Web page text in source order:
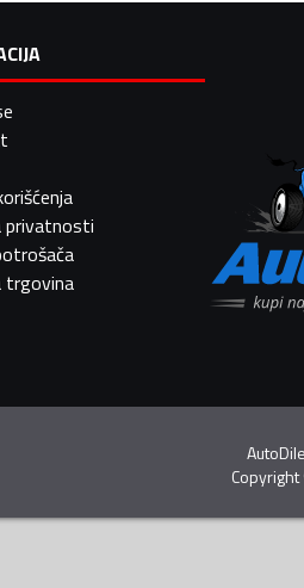
privatnosti
trgovina
Copyright